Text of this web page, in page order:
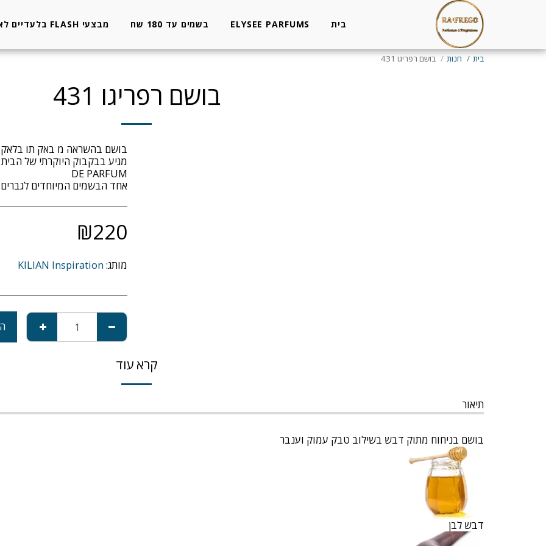
בית ELYSEE PARFUMS בשמים עד 180 שח מבצעי FLASH בלעדיים לאתר
בית חנות בושם רפריגו 431
בושם רפריגו 431
אחד הבשמים המיוחדים
₪220
מותג:KILIAN Inspiration
קרא עוד
תיאור
בושם בניחוח מתוק דבש בשילוב טבק עמוק וענבר
דבש לבן